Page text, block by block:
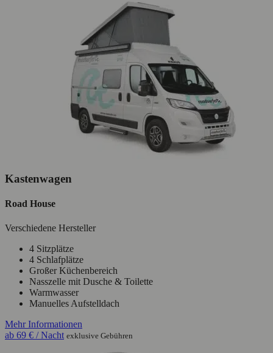
Kastenwagen
Road House
Verschiedene Hersteller
4 Sitzplätze
4 Schlafplätze
Großer Küchenbereich
Nasszelle mit Dusche & Toilette
Warmwasser
Manuelles Aufstelldach
Mehr Informationen
ab 69 € / Nacht exklusive Gebühren